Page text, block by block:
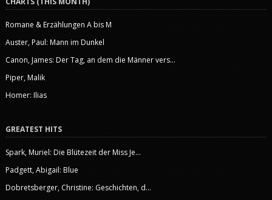
Romane & Erzählungen A bis M
Auster, Paul: Mann im Dunkel
Canon, James: Der Tag, an dem die Männer vers...
Piper, Malik
Homer: Ilias
GREATEST HITS
Spark, Muriel: Die Blütezeit der Miss Je...
Padgett, Abigail: Blue
Dobretsberger, Christine: Geschichten, d...